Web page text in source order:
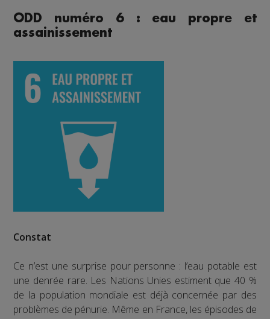
ODD numéro 6 : eau propre et
assainissement
Constat
Ce n’est une surprise pour personne : l’eau potable est
une denrée rare. Les Nations Unies estiment que 40 %
de la population mondiale est déjà concernée par des
problèmes de pénurie. Même en France, les épisodes de